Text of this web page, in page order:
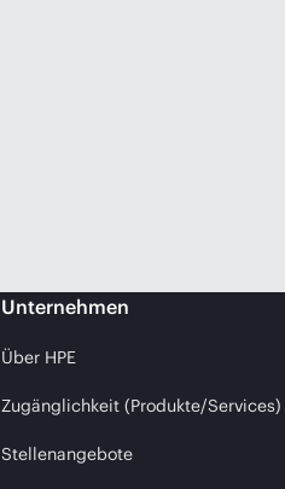
Unternehmen
Über HPE
Zugänglichkeit (Produkte/Services)
Stellenangebote